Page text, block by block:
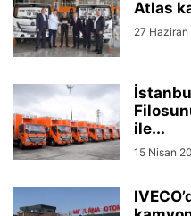
Atlas
27
ile...
15 Nisan